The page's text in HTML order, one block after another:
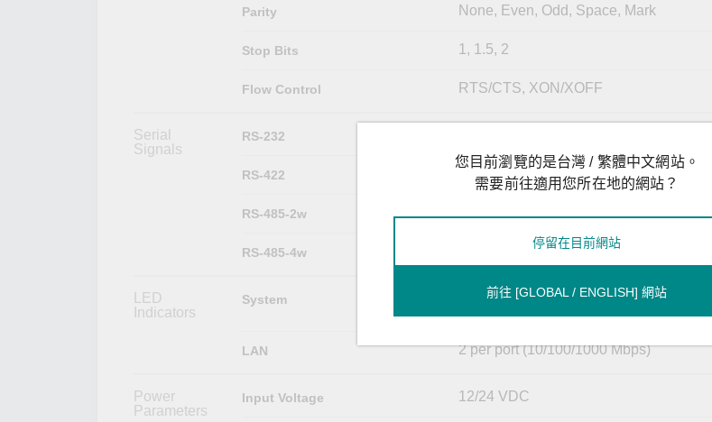
Parity None, Even, Odd, Space, Mark
Stop Bits 1, 1.5, 2
Flow Control RTS/CTS, XON/XOFF
Serial
Signals
RS-232
RS-422 Tx+, Tx-, Rx+, Rx-, GND
RS-485-2w
RS-485-4w Tx+, Tx-, Rx+, Rx-, GND
LED
Indicators
System
Power x 1
LAN 2 per port (10/100/1000 Mbps)
Power
Parameters
Input Voltage 12/24 VDC
您目前瀏覽的是台灣 / 繁體中文網站。
需要前往適用您所在地的網站？
停留在目前網站
前往 [GLOBAL / ENGLISH] 網站